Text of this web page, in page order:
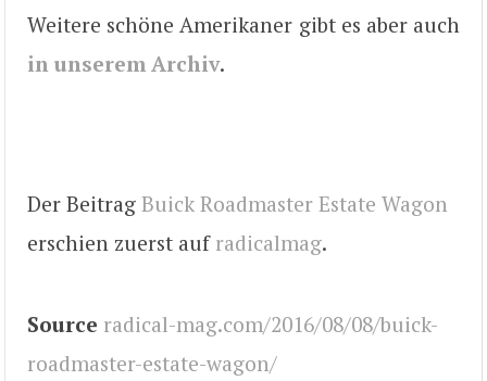
Weitere schöne Amerikaner gibt es aber auch
in unserem Archiv.
Der Beitrag Buick Roadmaster Estate Wagon
erschien zuerst auf radicalmag.
Source radical-mag.com/2016/08/08/buick-
roadmaster-estate-wagon/